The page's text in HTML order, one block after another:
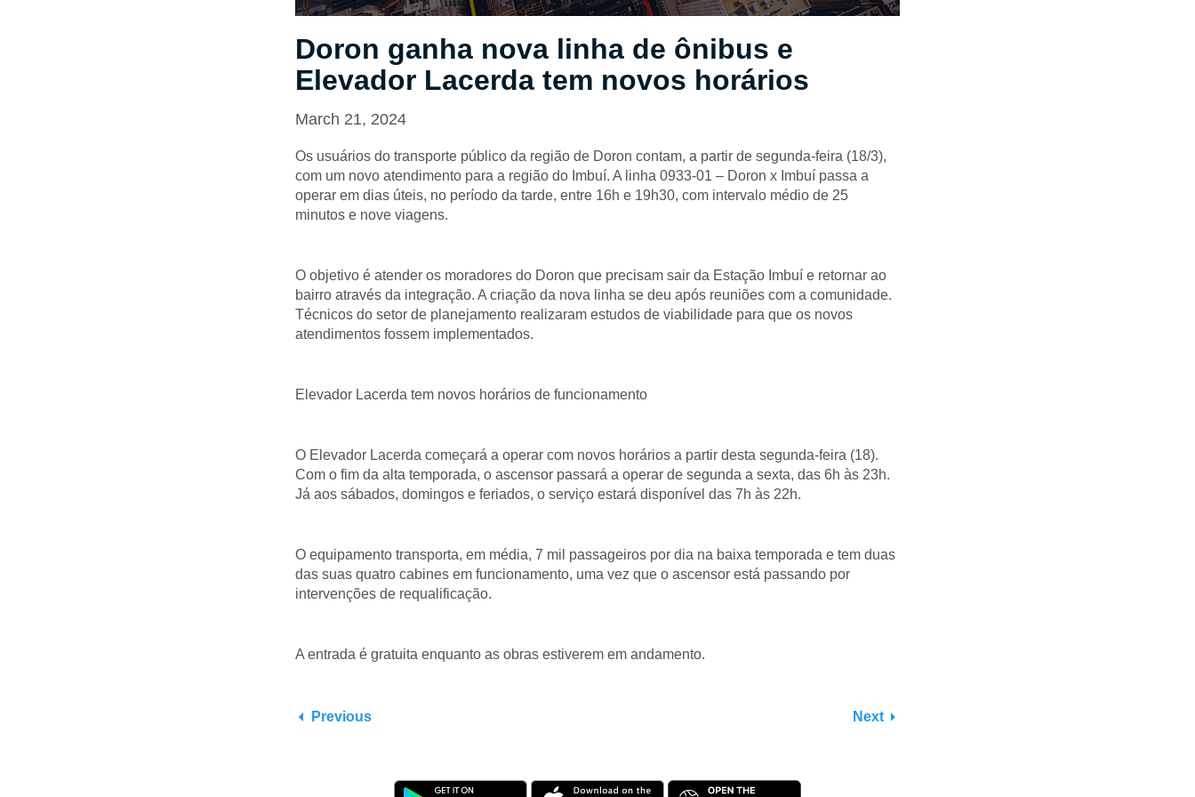
Doron ganha nova linha de ônibus e
Elevador Lacerda tem novos horários
March 21, 2024
Os usuários do transporte público da região de Doron contam, a partir de segunda-feira (18/3),
com um novo atendimento para a região do Imbuí. A linha 0933-01 – Doron x Imbuí passa a
operar em dias úteis, no período da tarde, entre 16h e 19h30, com intervalo médio de 25
minutos e nove viagens.
O objetivo é atender os moradores do Doron que precisam sair da Estação Imbuí e retornar ao
bairro através da integração. A criação da nova linha se deu após reuniões com a comunidade.
Técnicos do setor de planejamento realizaram estudos de viabilidade para que os novos
atendimentos fossem implementados.
Elevador Lacerda tem novos horários de funcionamento
O Elevador Lacerda começará a operar com novos horários a partir desta segunda-feira (18).
Com o fim da alta temporada, o ascensor passará a operar de segunda a sexta, das 6h às 23h.
Já aos sábados, domingos e feriados, o serviço estará disponível das 7h às 22h.
O equipamento transporta, em média, 7 mil passageiros por dia na baixa temporada e tem duas
das suas quatro cabines em funcionamento, uma vez que o ascensor está passando por
intervenções de requalificação.
A entrada é gratuita enquanto as obras estiverem em andamento.
Previous Next